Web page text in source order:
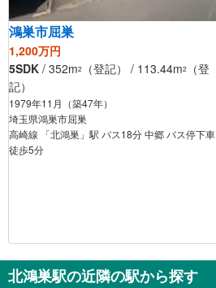
鴻巣市屈巣
1,200万円
5SDK / 352m2 （登記） / 113.44m2
（登
記）
1979年11月（築47年）
埼玉県鴻巣市屈巣
高崎線 「北鴻巣」駅 バス18分 中郷 バス停下車
徒歩5分
北鴻巣駅の近隣の駅から探す